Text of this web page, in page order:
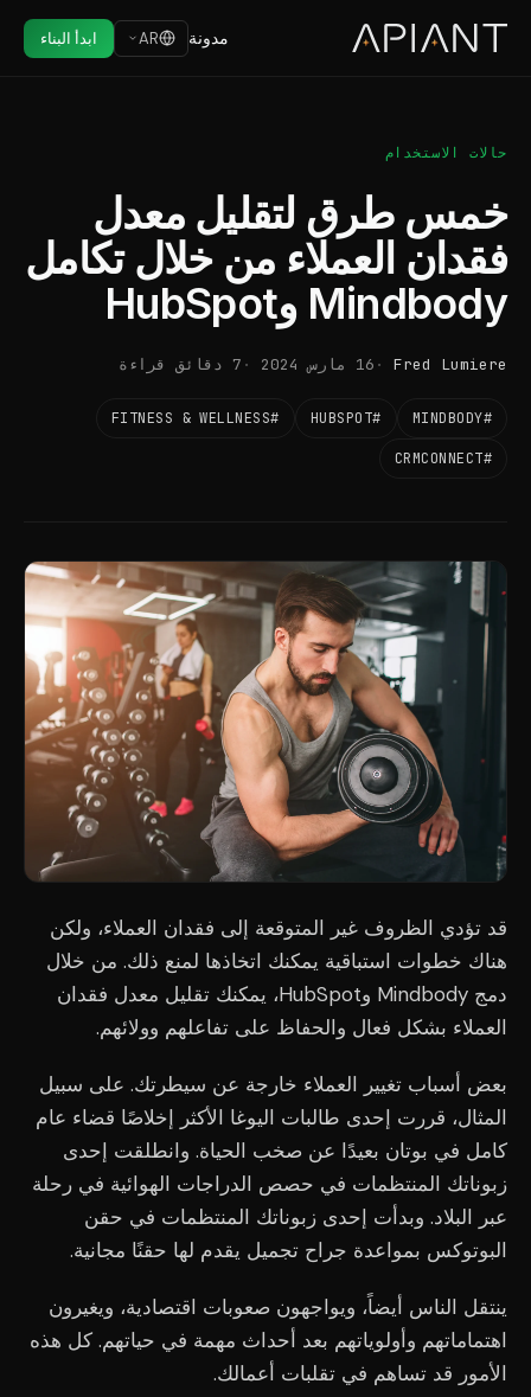
مدونة AR ابدأ البناء
حالات الاستخدام
خمس طرق لتقليل معدل
فقدان العملاء من خلال تكامل
Mindbody وHubSpot
Fred Lumiere 16 مارس 2024 7 دقائق قراءة
#MINDBODY
#HUBSPOT
#FITNESS & WELLNESS
#CRMCONNECT
قد تؤدي الظروف غير المتوقعة إلى فقدان العملاء، ولكن
هناك خطوات استباقية يمكنك اتخاذها لمنع ذلك. من خلال
دمج Mindbody وHubSpot، يمكنك تقليل معدل فقدان
العملاء بشكل فعال والحفاظ على تفاعلهم وولائهم.
بعض أسباب تغيير العملاء خارجة عن سيطرتك. على سبيل
المثال، قررت إحدى طالبات اليوغا الأكثر إخلاصًا قضاء عام
كامل في بوتان بعيدًا عن صخب الحياة. وانطلقت إحدى
زبوناتك المنتظمات في حصص الدراجات الهوائية في رحلة
عبر البلاد. وبدأت إحدى زبوناتك المنتظمات في حقن
البوتوكس بمواعدة جراح تجميل يقدم لها حقنًا مجانية.
ينتقل الناس أيضاً، ويواجهون صعوبات اقتصادية، ويغيرون
اهتماماتهم وأولوياتهم بعد أحداث مهمة في حياتهم. كل هذه
الأمور قد تساهم في تقلبات أعمالك.